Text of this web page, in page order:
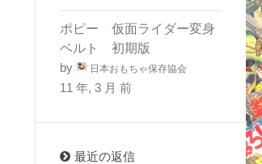
ポピー 仮面ライダー変身
ベルト 初期版
by
日本おもちゃ保存協会
11 年, 3 月 前
最近の返信